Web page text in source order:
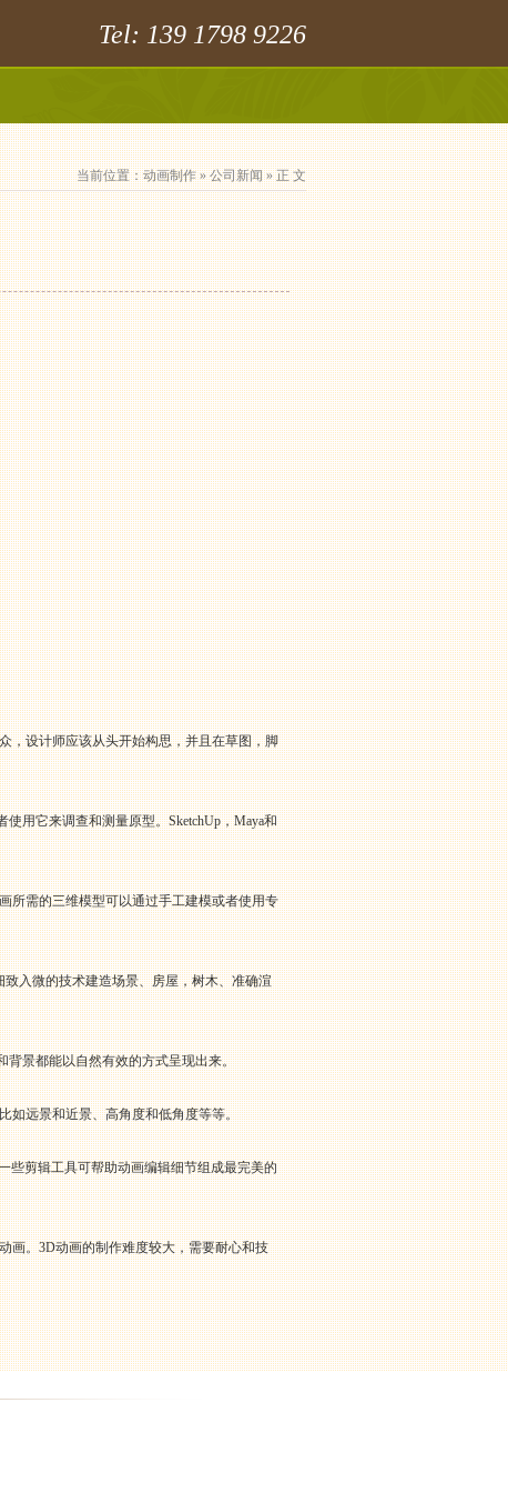
Tel: 139 1798 9226
当前位置：动画制作»公司新闻» 正 文
，设计师应该从头开始构思，并且在草图，脚
用它来调查和测量原型。SketchUp，Maya和
所需的三维模型可以通过手工建模或者使用专
入微的技术建造场景、房屋，树木、准确渲
背景都能以自然有效的方式呈现出来。
如远景和近景、高角度和低角度等等。
些剪辑工具可帮助动画编辑细节组成最完美的
画。3D动画的制作难度较大，需要耐心和技